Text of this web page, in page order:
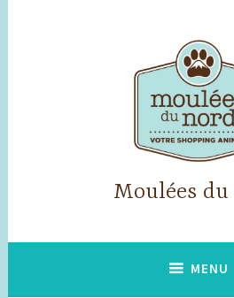
Moulées
MENU